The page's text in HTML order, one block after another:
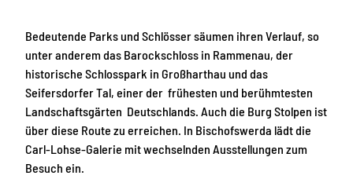
Bedeutende Parks und Schlösser säumen ihren Verlauf, so
unter anderem das Barockschloss in Rammenau, der
historische Schlosspark in Großharthau und das
Seifersdorfer Tal, einer der frühesten und berühmtesten
Landschaftsgärten Deutschlands. Auch die Burg Stolpen ist
über diese Route zu erreichen. In Bischofswerda lädt die
Carl-Lohse-Galerie mit wechselnden Ausstellungen zum
Besuch ein.